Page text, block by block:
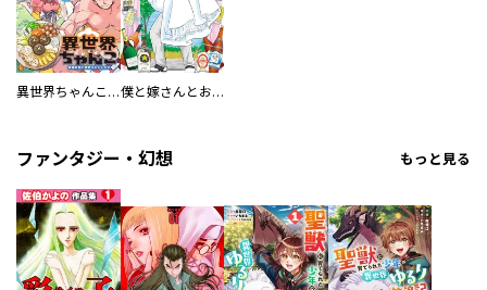
異世界ちゃんこ～横綱目前に召喚されたんだが～ 【連載版】 僕と嫁さんとお酒の関係
ファンタジー・幻想 もっと見る